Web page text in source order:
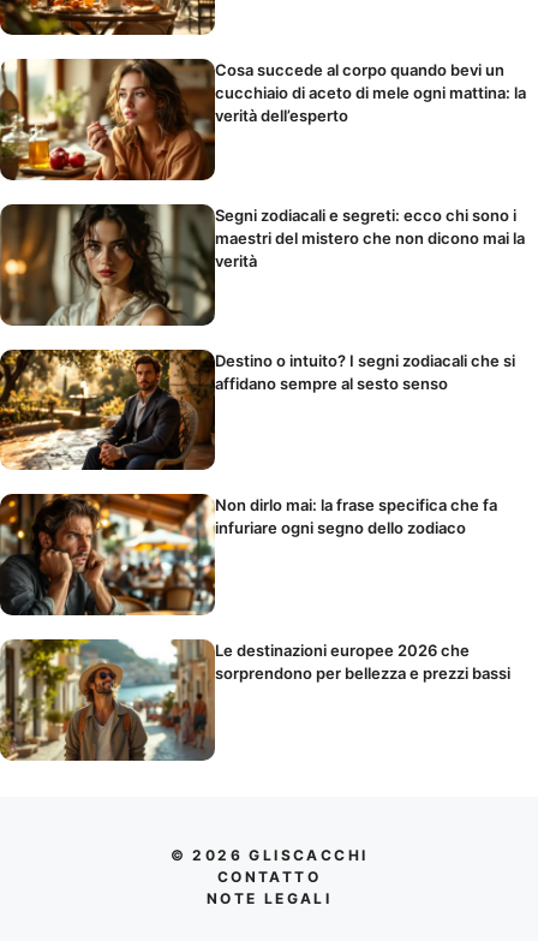
Cosa succede al corpo quando bevi un
cucchiaio di aceto di mele ogni mattina: la
verità dell’esperto
Segni zodiacali e segreti: ecco chi sono i
maestri del mistero che non dicono mai la
verità
Destino o intuito? I segni zodiacali che si
affidano sempre al sesto senso
Non dirlo mai: la frase specifica che fa
infuriare ogni segno dello zodiaco
Le destinazioni europee 2026 che
sorprendono per bellezza e prezzi bassi
© 2026 GLISCACCHI
CONTATTO
NOTE LEGALI